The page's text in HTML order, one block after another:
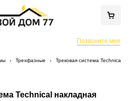
Позвоните мне
Трехфазные Трековая система Technical
Technical накладная